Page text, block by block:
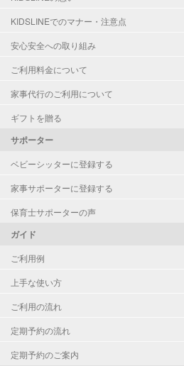
KIDSLINEでのマナー・注意点
安心安全への取り組み
ご利用料金について
家事代行のご利用について
ギフトを贈る
サポーター
ベビーシッターに登録する
家事サポーターに登録する
保育士サポーターの声
ガイド
ご利用例
上手な使い方
ご利用の流れ
定期予約の流れ
定期予約のご案内